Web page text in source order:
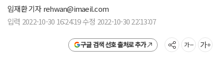
임재환 기자rehwan@imaeil.com
입력 2022-10-30 16:24:19 수정 2022-10-30 22:13:07
구글 검색 선호 출처로 추가